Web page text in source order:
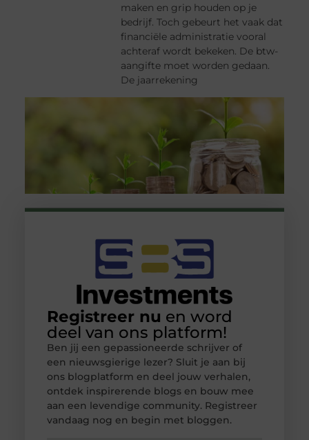
maken en grip houden op je
bedrijf. Toch gebeurt het vaak dat
financiële administratie vooral
achteraf wordt bekeken. De btw-
aangifte moet worden gedaan.
De jaarrekening
Registreer nu en word
deel van ons platform!
Ben jij een gepassioneerde schrijver of
een nieuwsgierige lezer? Sluit je aan bij
ons blogplatform en deel jouw verhalen,
ontdek inspirerende blogs en bouw mee
aan een levendige community. Registreer
vandaag nog en begin met bloggen.